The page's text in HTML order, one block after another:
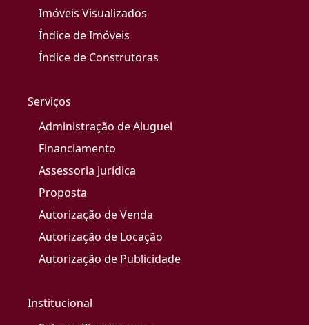
Imóveis Visualizados
Índice de Imóveis
Índice de Construtoras
Serviços
Administração de Aluguel
Financiamento
Assessoria Jurídica
Proposta
Autorização de Venda
Autorização de Locação
Autorização de Publicidade
Institucional